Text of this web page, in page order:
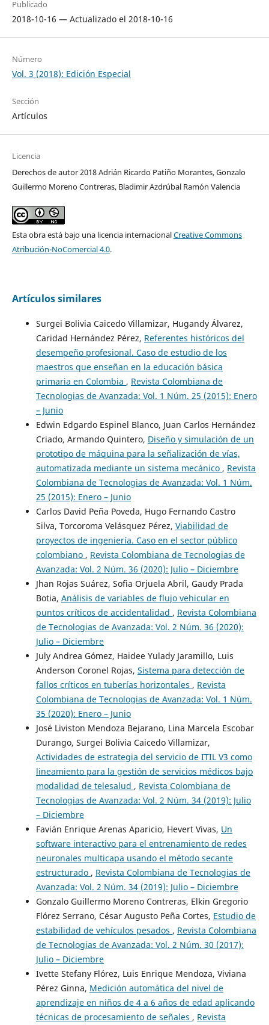
Publicado
2018-10-16 — Actualizado el 2018-10-16
Número
Vol. 3 (2018): Edición Especial
Sección
Artículos
Licencia
Derechos de autor 2018 Adrián Ricardo Patiño Morantes, Gonzalo
Guillermo Moreno Contreras, Bladimir Azdrúbal Ramón Valencia
Esta obra está bajo una licencia internacionalCreative Commons
Atribución-NoComercial 4.0.
Artículos similares
Surgei Bolivia Caicedo Villamizar, Hugandy Álvarez,
Caridad Hernández Pérez, Referentes históricos del
desempeño profesional. Caso de estudio de los
maestros que enseñan en la educación básica
primaria en Colombia , Revista Colombiana de
Tecnologias de Avanzada: Vol. 1 Núm. 25 (2015): Enero
– Junio
Edwin Edgardo Espinel Blanco, Juan Carlos Hernández
Criado, Armando Quintero, Diseño y simulación de un
prototipo de máquina para la señalización de vías,
automatizada mediante un sistema mecánico , Revista
Colombiana de Tecnologias de Avanzada: Vol. 1 Núm.
25 (2015): Enero – Junio
Carlos David Peña Poveda, Hugo Fernando Castro
Silva, Torcoroma Velásquez Pérez, Viabilidad de
proyectos de ingeniería. Caso en el sector público
colombiano , Revista Colombiana de Tecnologias de
Avanzada: Vol. 2 Núm. 36 (2020): Julio – Diciembre
Jhan Rojas Suárez, Sofia Orjuela Abril, Gaudy Prada
Botia, Análisis de variables de flujo vehicular en
puntos críticos de accidentalidad , Revista Colombiana
de Tecnologias de Avanzada: Vol. 2 Núm. 36 (2020):
Julio – Diciembre
July Andrea Gómez, Haidee Yulady Jaramillo, Luis
Anderson Coronel Rojas, Sistema para detección de
fallos críticos en tuberías horizontales , Revista
Colombiana de Tecnologias de Avanzada: Vol. 1 Núm.
35 (2020): Enero – Junio
José Liviston Mendoza Bejarano, Lina Marcela Escobar
Durango, Surgei Bolivia Caicedo Villamizar,
Actividades de estrategia del servicio de ITIL V3 como
lineamiento para la gestión de servicios médicos bajo
modalidad de telesalud , Revista Colombiana de
Tecnologias de Avanzada: Vol. 2 Núm. 34 (2019): Julio
– Diciembre
Favián Enrique Arenas Aparicio, Hevert Vivas, Un
software interactivo para el entrenamiento de redes
neuronales multicapa usando el método secante
estructurado , Revista Colombiana de Tecnologias de
Avanzada: Vol. 2 Núm. 34 (2019): Julio – Diciembre
Gonzalo Guillermo Moreno Contreras, Elkin Gregorio
Flórez Serrano, César Augusto Peña Cortes, Estudio de
estabilidad de vehículos pesados , Revista Colombiana
de Tecnologias de Avanzada: Vol. 2 Núm. 30 (2017):
Julio – Diciembre
Ivette Stefany Flórez, Luis Enrique Mendoza, Viviana
Pérez Ginna, Medición automática del nivel de
aprendizaje en niños de 4 a 6 años de edad aplicando
técnicas de procesamiento de señales , Revista